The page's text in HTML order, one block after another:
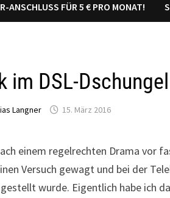
ANSCHLUSS FÜR 5 € PRO MONAT!
im DSL-
Langner 15. März 2016
einem regelrechten Drama vor
Versuch gewagt und bei der
wurde. Eigentlich habe ich